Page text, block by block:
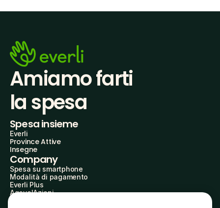
Amiamo farti
la spesa
Spesa insieme
Everli
Province Attive
Insegne
Company
Spesa su smartphone
Modalità di pagamento
Everli Plus
AgevolAzioni